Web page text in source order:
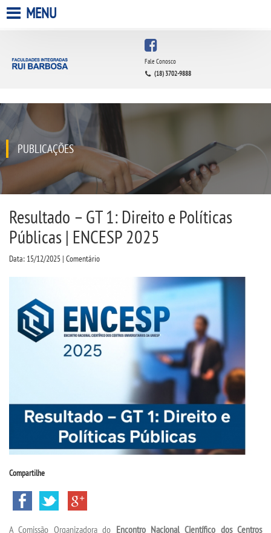
QUEM SOMOS
INFRAESTRUTURA
BIBLIOTECA
CPA
PROUNI
CURSOS
LICENCIATURAS
TECNOLÓGICOS
VESTIBULAR
INSCREVA-SE
MENU
Fale Conosco
(18) 3702-9888
PUBLICAÇÕES
Resultado – GT 1: Direito e Políticas
Públicas | ENCESP 2025
Data: 15/12/2025 | Comentário
Compartilhe
A Comissão Organizadora do Encontro Nacional Científico dos Centros